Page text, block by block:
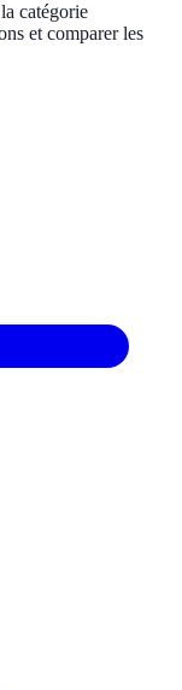
catégorie
et comparer les